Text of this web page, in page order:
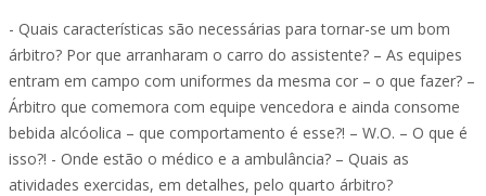
- Quais características são necessárias para tornar-se um bom
árbitro? Por que arranharam o carro do assistente? – As equipes
entram em campo com uniformes da mesma cor – o que fazer? –
Árbitro que comemora com equipe vencedora e ainda consome
bebida alcóolica – que comportamento é esse?! – W.O. – O que é
isso?! - Onde estão o médico e a ambulância? – Quais as
atividades exercidas, em detalhes, pelo quarto árbitro?